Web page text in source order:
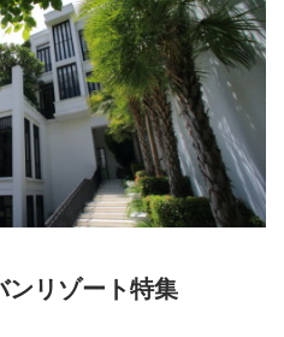
ンリゾート特集